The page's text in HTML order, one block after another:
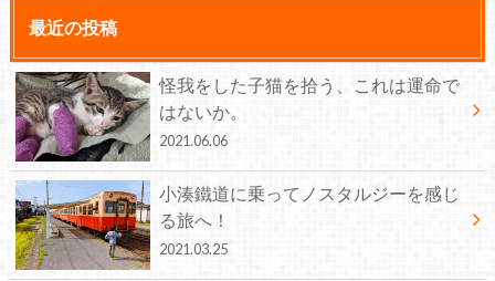
最近の投稿
怪我をした子猫を拾う、これは運命で
はないか。
2021.06.06
小湊鐵道に乗ってノスタルジーを感じ
る旅へ！
2021.03.25